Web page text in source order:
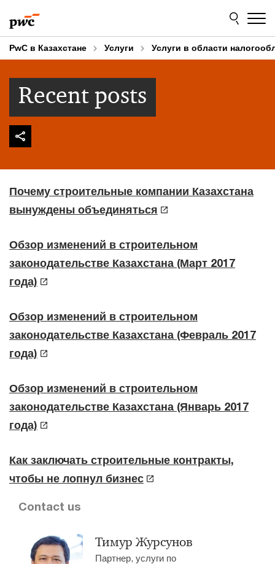
to
content
to
footer
PwC в Казахстане Услуги Услуги в области
Recent posts
Почему строительные компании Казахстана
вынуждены объединяться
Обзор изменений в строительном
законодательстве Казахстана (Март 2017
года)
Обзор изменений в строительном
законодательстве Казахстана (Февраль 2017
года)
Обзор изменений в строительном
законодательстве Казахстана (Январь 2017
года)
Как заключать строительные контракты,
чтобы не лопнул бизнес
Contact us
Тимур Журсунов
Партнер, услуги по